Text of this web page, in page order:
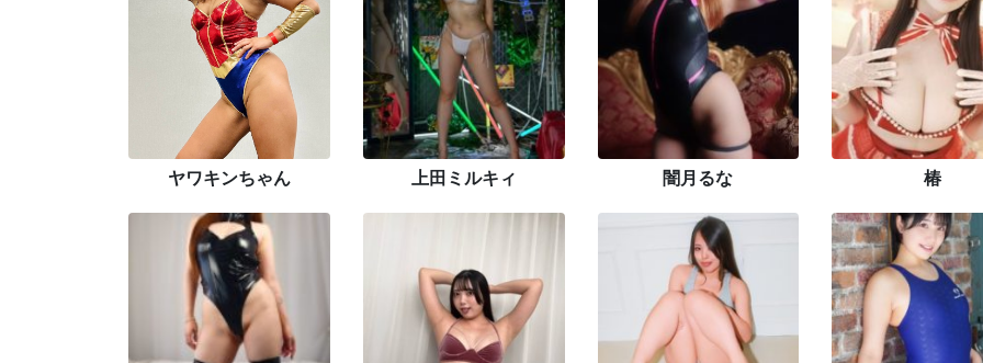
ヤワキンちゃん 上田ミルキィ 闇月るな 椿